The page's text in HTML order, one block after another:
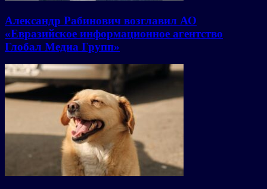
Александр Рабинович возглавил АО
«Евразийское информационное агентство
Глобал Медиа Групп»